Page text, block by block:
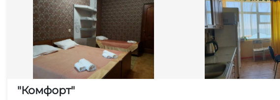
"Комфорт"